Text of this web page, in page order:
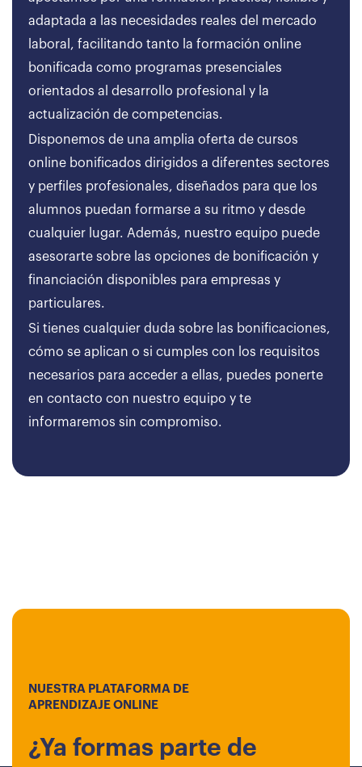
adaptada a las necesidades reales del mercado
laboral, facilitando tanto la formación online
bonificada como programas presenciales
orientados al desarrollo profesional y la
actualización de competencias.
Disponemos de una amplia oferta de cursos
online bonificados dirigidos a diferentes sectores
y perfiles profesionales, diseñados para que los
alumnos puedan formarse a su ritmo y desde
cualquier lugar. Además, nuestro equipo puede
asesorarte sobre las opciones de bonificación y
financiación disponibles para empresas y
particulares.
Si tienes cualquier duda sobre las bonificaciones,
cómo se aplican o si cumples con los requisitos
necesarios para acceder a ellas, puedes ponerte
en contacto con nuestro equipo y te
informaremos sin compromiso.
NUESTRA PLATAFORMA DE
APRENDIZAJE ONLINE
¿Ya formas parte de